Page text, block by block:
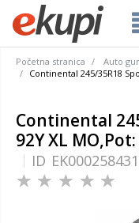
Početna stranica
Auto
Continental 245/35R18
Continental
92Y XL
ID EK000258431